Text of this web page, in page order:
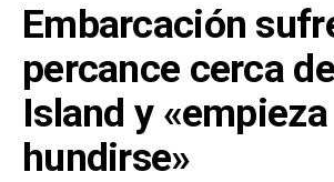
Embarcación
percance cerca
Island y
hundirse»